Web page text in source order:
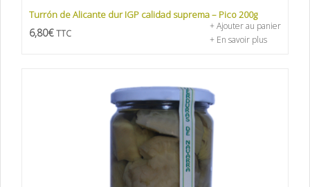
Turrón de Alicante dur IGP calidad suprema – Pico 200g
6,80€ TTC
+ Ajouter au panier
+ En savoir plus